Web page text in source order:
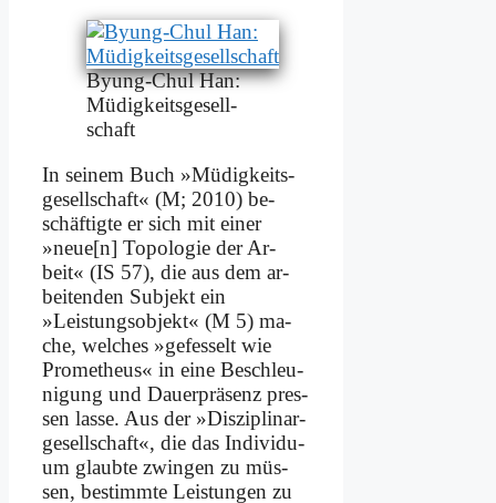
By­ung-Chul Han:
Mü­dig­keits­ge­sell­
schaft
In sei­nem Buch »Mü­dig­keits­
ge­sell­schaft« (M; 2010) be­
schäf­tig­te er sich mit ei­ner
»neue[n] To­po­lo­gie der Ar­
beit« (IS 57), die aus dem ar­
bei­ten­den Sub­jekt ein
»Leistungs­objekt« (M 5) ma­
che, wel­ches »ge­fes­selt wie
Pro­me­theus« in ei­ne Be­schleu­
ni­gung und Dau­er­prä­senz pres­
sen las­se. Aus der »Dis­zi­pli­nar­
ge­sell­schaft«, die das In­di­vi­du­
um glaub­te zwin­gen zu müs­
sen, be­stimm­te Lei­stun­gen zu